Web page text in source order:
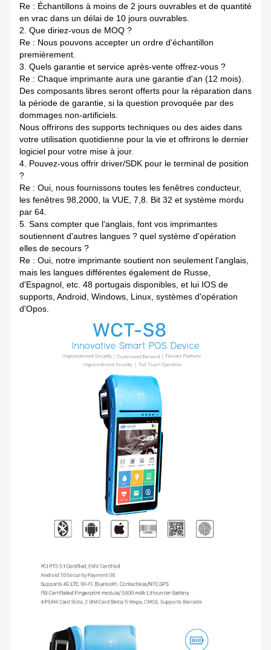
Re : Échantillons à moins de 2 jours ouvrables et de quantité
en vrac dans un délai de 10 jours ouvrables.
2. Que diriez-vous de MOQ ?
Re : Nous pouvons accepter un ordre d'échantillon
premièrement.
3. Quels garantie et service après-vente offrez-vous ?
Re : Chaque imprimante aura une garantie d'an (12 mois).
Des composants libres seront offerts pour la réparation dans
la période de garantie, si la question provoquée par des
dommages non-artificiels.
Nous offrirons des supports techniques ou des aides dans
votre utilisation quotidienne pour la vie et offrirons le dernier
logiciel pour votre mise à jour.
4. Pouvez-vous offrir driver/SDK pour le terminal de position
?
Re : Oui, nous fournissons toutes les fenêtres conducteur,
les fenêtres 98,2000, la VUE, 7,8. Bit 32 et système mordu
par 64.
5. Sans compter que l'anglais, font vos imprimantes
soutiennent d'autres langues ? quel système d'opération
elles de secours ?
Re : Oui, notre imprimante soutient non seulement l'anglais,
mais les langues différentes également de Russe,
d'Espagnol, etc. 48 portugais disponibles, et lui IOS de
supports, Android, Windows, Linux, systèmes d'opération
d'Opos.